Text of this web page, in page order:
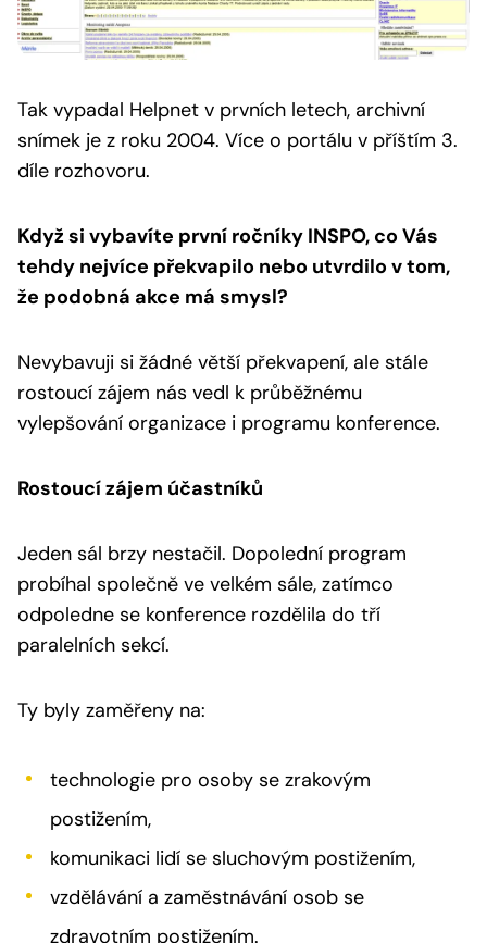
Tak vypadal Helpnet v prvních letech, archivní
snímek je z roku 2004. Více o portálu v příštím 3.
díle rozhovoru.
Když si vybavíte první ročníky INSPO, co Vás
tehdy nejvíce překvapilo nebo utvrdilo v tom,
že podobná akce má smysl?
Nevybavuji si žádné větší překvapení, ale stále
rostoucí zájem nás vedl k průběžnému
vylepšování organizace i programu konference.
Rostoucí zájem účastníků
Jeden sál brzy nestačil. Dopolední program
probíhal společně ve velkém sále, zatímco
odpoledne se konference rozdělila do tří
paralelních sekcí.
Ty byly zaměřeny na:
technologie pro osoby se zrakovým
postižením,
komunikaci lidí se sluchovým postižením,
vzdělávání a zaměstnávání osob se
zdravotním postižením.